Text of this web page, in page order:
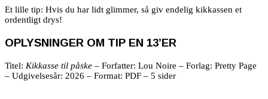
Et lille tip: Hvis du har lidt glimmer, så giv endelig kikkassen et
ordentligt drys!
OPLYSNINGER OM TIP EN 13’ER
Titel: Kikkasse til påske – Forfatter: Lou Noire – Forlag: Pretty Page
– Udgivelsesår: 2026 – Format: PDF – 5 sider